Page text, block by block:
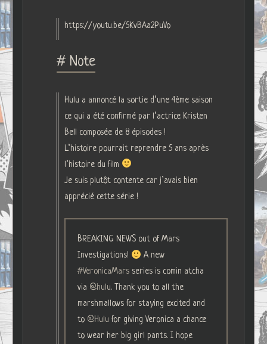
https://youtu.be/5KvBAa2PuVo
# Note
Hulu a annoncé la sortie d’une 4ème saison
ce qui a été confirmé par l’actrice Kristen
Bell composée de 8 épisodes !
L’histoire pourrait reprendre 5 ans après
l’histoire du film
Je suis plutôt contente car j’avais bien
apprécié cette série !
BREAKING NEWS out of Mars
Investigations!
A new
#VeronicaMarsseries is comin atcha
via @hulu. Thank you to all the
marshmallows for staying excited and
to @Hulu for giving Veronica a chance
to wear her big girl pants. I hope